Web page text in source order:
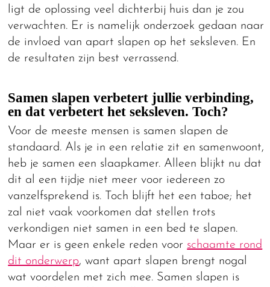
ligt de oplossing veel dichterbij huis dan je zou
verwachten. Er is namelijk onderzoek gedaan naar
de invloed van apart slapen op het seksleven. En
de resultaten zijn best verrassend.
Samen slapen verbetert jullie verbinding,
en dat verbetert het seksleven. Toch?
Voor de meeste mensen is samen slapen de
standaard. Als je in een relatie zit en samenwoont,
heb je samen een slaapkamer. Alleen blijkt nu dat
dit al een tijdje niet meer voor iedereen zo
vanzelfsprekend is. Toch blijft het een taboe; het
zal niet vaak voorkomen dat stellen trots
verkondigen niet samen in een bed te slapen.
Maar er is geen enkele reden voor schaamte rond
dit onderwerp, want apart slapen brengt nogal
wat voordelen met zich mee. Samen slapen is